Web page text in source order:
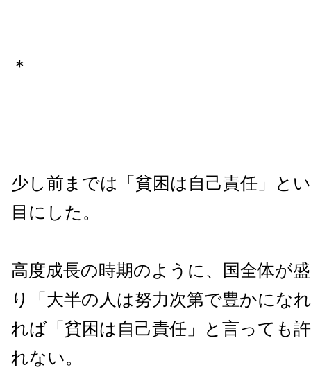
＊
少し前までは「貧困は自己責任」と
目にした。
高度成長の時期のように、国全体が
り「大半の人は努力次第で豊かにな
れば「貧困は自己責任」と言っても
れない。